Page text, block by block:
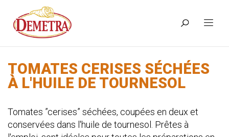
TOMATES CERISES SÉCHÉES
À L'HUILE DE TOURNESOL
Tomates ”cerises” séchées, coupées en deux et
conservées dans l'huile de tournesol. Prêtes à